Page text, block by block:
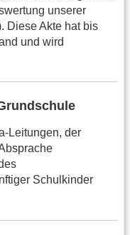
unserer
Diese Akte hat bis
und wird
Leitungen, der
Schulkinder